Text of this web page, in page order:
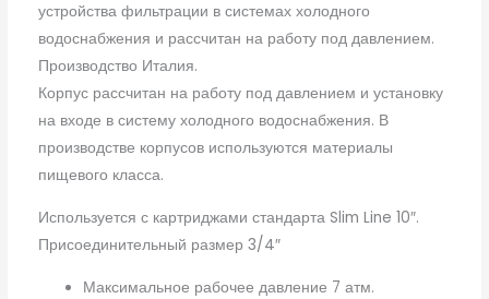
устройства фильтрации в системах холодного
водоснабжения и рассчитан на работу под давлением.
Производство Италия.
Корпус рассчитан на работу под давлением и установку
на входе в систему холодного водоснабжения. В
производстве корпусов используются материалы
пищевого класса.
Используется с картриджами стандарта Slim Line 10″.
Присоединительный размер 3/4″
Максимальное рабочее давление 7 атм.